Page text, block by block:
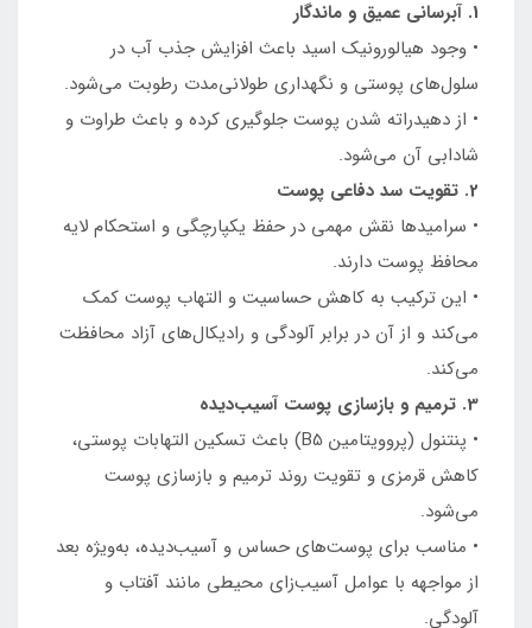
1. آبرسانی عمیق و ماندگار
• وجود هیالورونیک اسید باعث افزایش جذب آب در
سلول‌های پوستی و نگهداری طولانی‌مدت رطوبت می‌شود.
• از دهیدراته شدن پوست جلوگیری کرده و باعث طراوت و
شادابی آن می‌شود.
2. تقویت سد دفاعی پوست
• سرامیدها نقش مهمی در حفظ یکپارچگی و استحکام لایه
محافظ پوست دارند.
• این ترکیب به کاهش حساسیت و التهاب پوست کمک
می‌کند و از آن در برابر آلودگی و رادیکال‌های آزاد محافظت
می‌کند.
3. ترمیم و بازسازی پوست آسیب‌دیده
• پنتنول (پروویتامین B5) باعث تسکین التهابات پوستی،
کاهش قرمزی و تقویت روند ترمیم و بازسازی پوست
می‌شود.
• مناسب برای پوست‌های حساس و آسیب‌دیده، به‌ویژه بعد
از مواجهه با عوامل آسیب‌زای محیطی مانند آفتاب و
آلودگی.